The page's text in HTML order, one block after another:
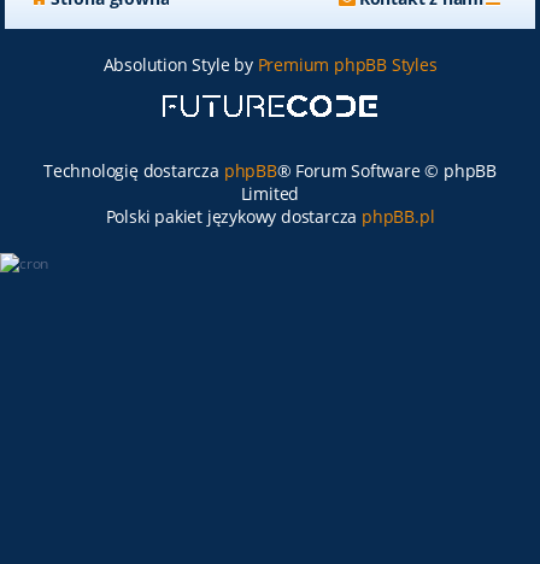
Absolution Style by Premium phpBB Styles
Technologię dostarcza phpBB® Forum Software © phpBB
Limited
Polski pakiet językowy dostarcza phpBB.pl